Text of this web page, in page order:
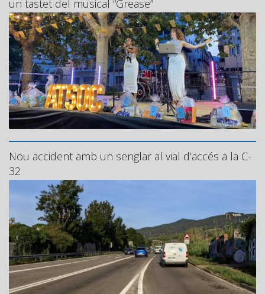
un tastet del musical “Grease”
Nou accident amb un senglar al vial d’accés a la C-
32